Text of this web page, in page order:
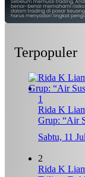
Terpopuler
1
Rida K
Grup: “Air
Sabtu, 11
2
Rida K